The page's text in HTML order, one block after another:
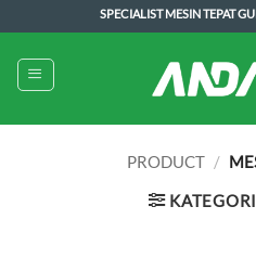
to
content
SPECIALIST MESIN TEPAT
PRODUCT /